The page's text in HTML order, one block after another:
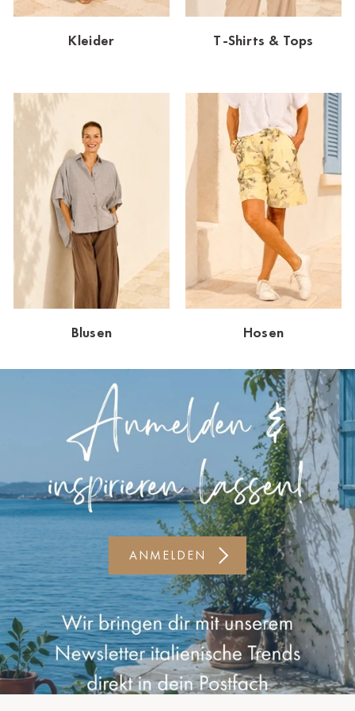
Dornbirn
Dortmund-Hombruch
Essen
HH-AEZ
HH-EEZ
HH-Eppendorf
HH-Hanseviertel
HH-Wandsbek
Hannover
Innsbruck
Kiel-CittiPark
Leipzig
Lindau
Münster
Oldenburg
Potsdam
Rostock
Kleider T-Shirts & Tops
Blusen Hosen
ANMELDEN